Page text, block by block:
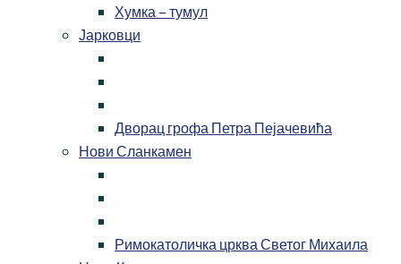
Хумка – тумул
Јарковци
Дворац грофа Петра Пејачевића
Нови Сланкамен
Римокатоличка црква Светог Михаила